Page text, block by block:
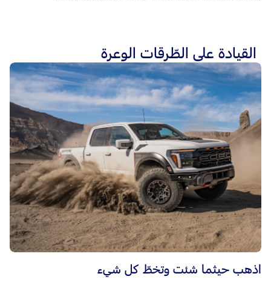
القيادة على الطّرقات الوعرة
اذهب حيثما شئت وتخطّ كل شيء